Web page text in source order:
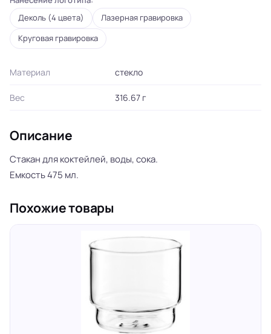
Деколь (4 цвета)
Лазерная гравировка
Круговая гравировка
Материал стекло
Вес 316.67 г
Описание
Стакан для коктейлей, воды, сока.
Емкость 475 мл.
Похожие товары